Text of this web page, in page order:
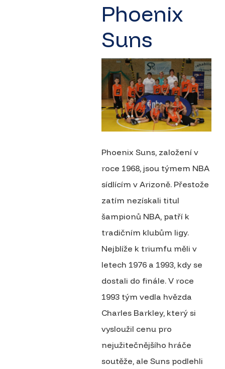
Phoenix
Suns
Phoenix Suns, založení v
roce 1968, jsou týmem NBA
sídlícím v Arizoně. Přestože
zatím nezískali titul
šampionů NBA, patří k
tradičním klubům ligy.
Nejblíže k triumfu měli v
letech 1976 a 1993, kdy se
dostali do finále. V roce
1993 tým vedla hvězda
Charles Barkley, který si
vysloužil cenu pro
nejužitečnějšího hráče
soutěže, ale Suns podlehli